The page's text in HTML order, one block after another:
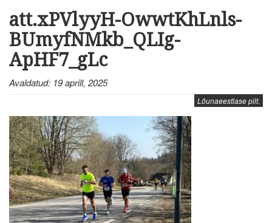
att.xPVlyyH-OwwtKhLnls-
BUmyfNMkb_QLIg-
ApHF7_gLc
Avaldatud: 19 aprill, 2025
Lõunaeestlase pilt.